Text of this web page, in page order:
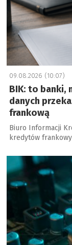
09.08.2026 (10:07)
BIK: to banki,
danych
frankową
Biuro Informacji
kredytów
a